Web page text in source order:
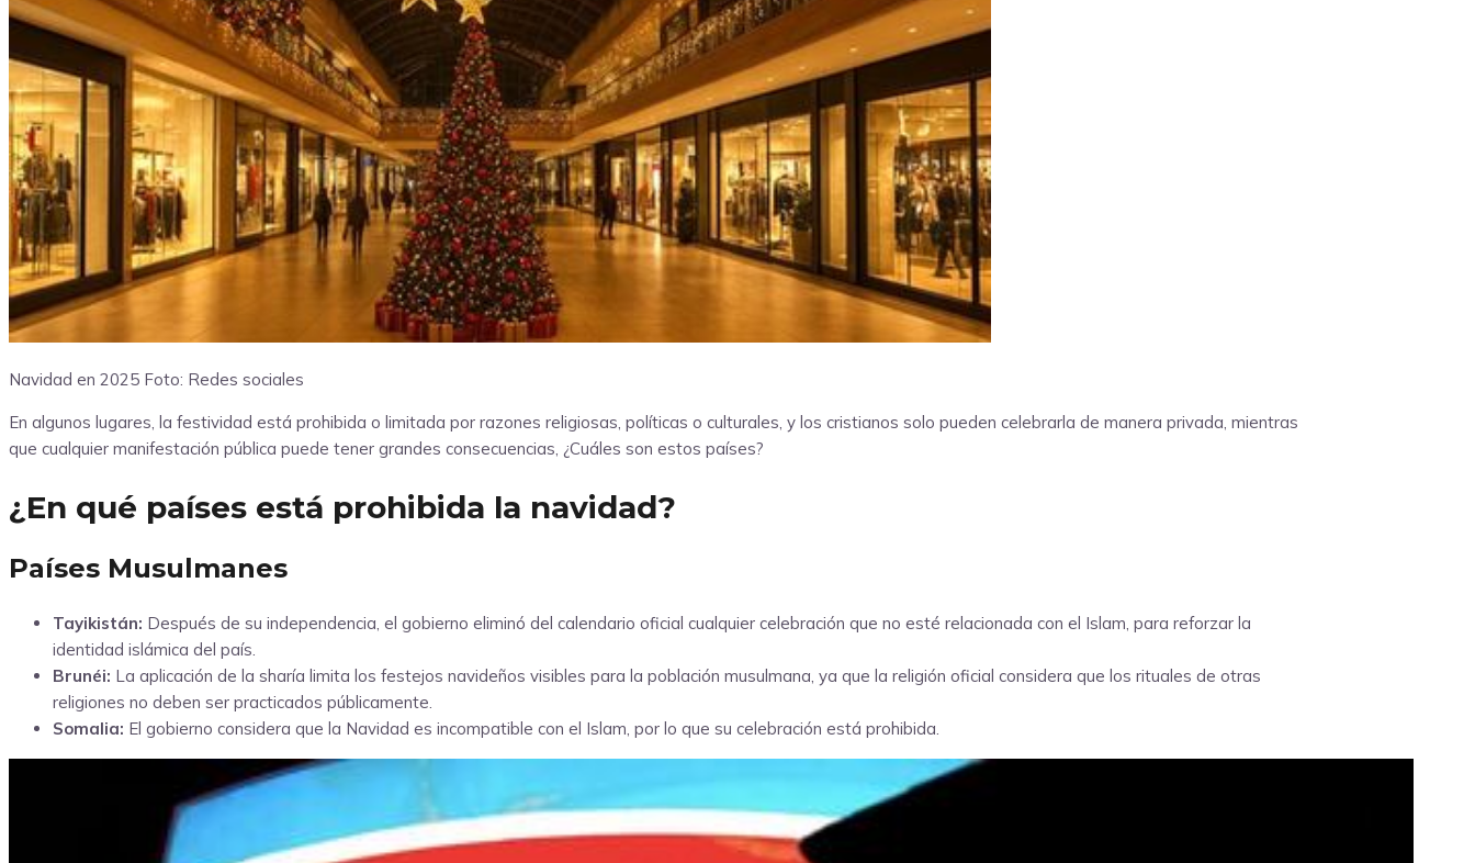
Navidad en 2025 Foto: Redes sociales
En algunos lugares, la festividad está prohibida o limitada por razones religiosas, políticas o culturales, y los cristianos solo pueden celebrarla de manera privada, mientras
que cualquier manifestación pública puede tener grandes consecuencias, ¿Cuáles son estos países?
¿En qué países está prohibida la navidad?
Países Musulmanes
Tayikistán: Después de su independencia, el gobierno eliminó del calendario oficial cualquier celebración que no esté relacionada con el Islam, para reforzar la
identidad islámica del país.
Brunéi: La aplicación de la sharía limita los festejos navideños visibles para la población musulmana, ya que la religión oficial considera que los rituales de otras
religiones no deben ser practicados públicamente.
Somalia: El gobierno considera que la Navidad es incompatible con el Islam, por lo que su celebración está prohibida.